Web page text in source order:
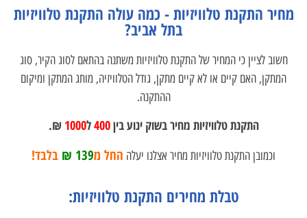
מחיר התקנת טלוויזיות - כמה עולה התקנת טלוויזיות
בתל אביב?
חשוב לציין כי המחיר של התקנת טלוויזיות משתנה בהתאם לסוג הקיר, סוג
המתקן, האם קיים או לא קיים מתקן, גודל הטלוויזיה, מותג המתקן ומיקום
ההתקנה.
התקנת טלוויזיות מחיר בשוק ינוע בין400ל1000
₪.
וכמובן התקנת טלוויזיות מחיר אצלנו יעלה החל מ139 ₪ בלבד!
טבלת מחירים התקנת טלוויזיות: